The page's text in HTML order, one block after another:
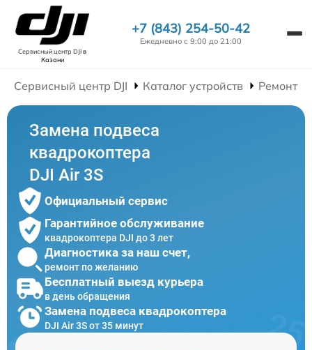
Сервисный центр DJIв
Казани
+7 (843) 254-50-42
Ежедневно с 9:00 до 21:00
Сервисный центр DJI Каталог устройств Ремонт
Замена подвеса
квадрокоптера
DJI Air 3S
Официальный сервис
Гарантийное обслуживание
квадрокоптера DJI до 3 лет
Диагностика за наш счет,
ремонт по желанию
Бесплатный выезд курьера
в день обращения
Замена подвеса квадрокоптера
DJI Air 3S от 35 минут